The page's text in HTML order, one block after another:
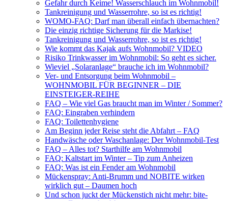
Gefahr durch Keime! Wasserschlauch im Wohnmobil!
Tankreinigung und Wasserrohre, so ist es richtig!
WOMO-FAQ: Darf man überall einfach übernachten?
Die einzig richtige Sicherung für die Markise!
Tankreinigung und Wasserrohre, so ist es richtig!
Wie kommt das Kajak aufs Wohnmobil? VIDEO
Risiko Trinkwasser im Wohnmobil: So geht es sicher.
Wieviel „Solaranlage“ brauche ich im Wohnmobil?
Ver- und Entsorgung beim Wohnmobil –
WOHNMOBIL FÜR BEGINNER – DIE
EINSTEIGER-REIHE
FAQ – Wie viel Gas braucht man im Winter / Sommer?
FAQ: Eingraben verhindern
FAQ: Toilettenhygiene
Am Beginn jeder Reise steht die Abfahrt – FAQ
Handwäsche oder Waschanlage: Der Wohnmobil-Test
FAQ – Alles tot? Starthilfe am Wohnmobil
FAQ: Kaltstart im Winter – Tip zum Anheizen
FAQ: Was ist ein Fender am Wohnmobil
Mückenspray: Anti-Brumm und NOBITE wirken
wirklich gut – Daumen hoch
Und schon juckt der Mückenstich nicht mehr: bite-